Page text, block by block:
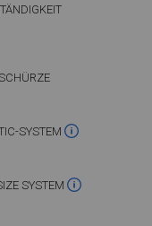
SYSTEM
SYSTEM